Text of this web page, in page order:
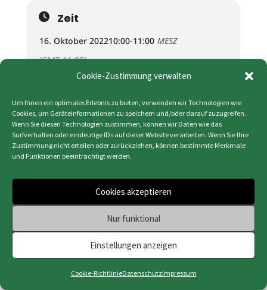
Cookie-Zustimmung verwalten
Um Ihnen ein optimales Erlebnis zu bieten, verwenden wir Technologien wie
Cookies, um Geräteinformationen zu speichern und/oder darauf zuzugreifen.
Wenn Sie diesen Technologien zustimmen, können wir Daten wie das
Surfverhalten oder eindeutige IDs auf dieser Website verarbeiten. Wenn Sie Ihre
Zustimmung nicht erteilen oder zurückziehen, können bestimmte Merkmale
und Funktionen beeinträchtigt werden.
Cookies akzeptieren
Nur funktional
Einstellungen anzeigen
Cookie-RichtlinieDatenschutzImpressum
Zeit
16. Oktober 202210:00-11:00 MESZ
(GMT-11:00)
KALENDER (ICS)
GOOGLE KALENDER
Datenschutz|Cookie-Richtlinie
Webdesign & Programmierung | HMF-IT
Osnabrück